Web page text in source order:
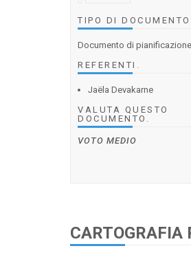
TIPO DI DOCUMENTO
Documento di
REFERENTI .
Jaëla Devakarne
VALUTA QUESTO
DOCUMENTO .
VOTO MEDIO
CARTOGRAFIA